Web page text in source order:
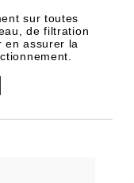
sur toutes
de filtration
en assurer la